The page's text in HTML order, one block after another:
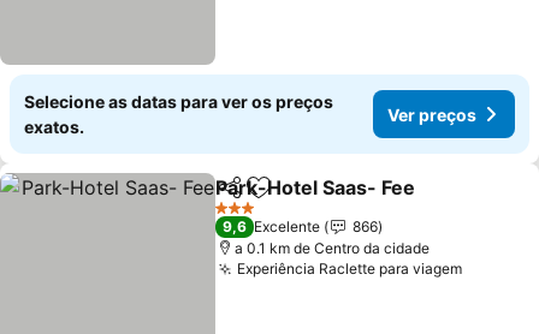
Selecione as datas para ver os preços
exatos.
Ver preços
PartilharAdicionar aos favoritos
Park-Hotel Saas- Fee
3 Estrelas
9,6 Excelente
866
a 0.1 km de Centro da cidade
Experiência Raclette para viagem